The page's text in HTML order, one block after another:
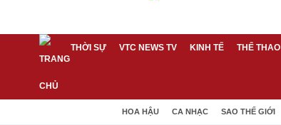
THỜI SỰ VTC NEWS TV KINH TẾ THỂ THAO
HOA HẬU CA NHẠC SAO THẾ GIỚI